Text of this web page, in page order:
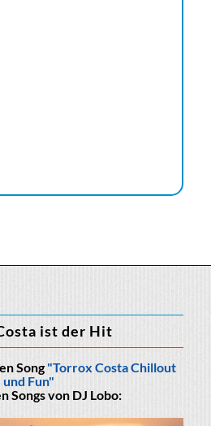
ist der Hit
Song"Torrox Costa Chillout
und Fun"
Songs von DJ Lobo: